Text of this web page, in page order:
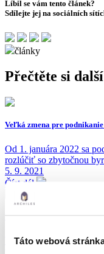
Táto webová
Líbil se vám tento článek?
Sdílejte jej na sociálních
články
Přečtěte si
Veľká zmena pre
Od 1. januára 2022 sa
rozlúčiť so zbytočnou
5. 9. 2021
Číst dál
Elektronická archivácia
Vďaka navrhovanej